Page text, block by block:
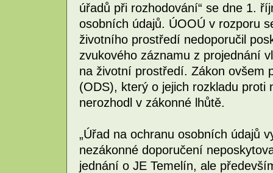
úřadů při rozhodování“ se dne 1.
osobních údajů. ÚOOÚ v rozporu
životního prostředí nedoporučil
zvukového záznamu z projednání
na životní prostředí. Zákon ovšem
(ODS), který o jejich rozkladu proti
nerozhodl v zákonné lhůtě.
„Úřad na ochranu osobních údajů
nezákonné doporučení
jednání o JE Temelín, ale